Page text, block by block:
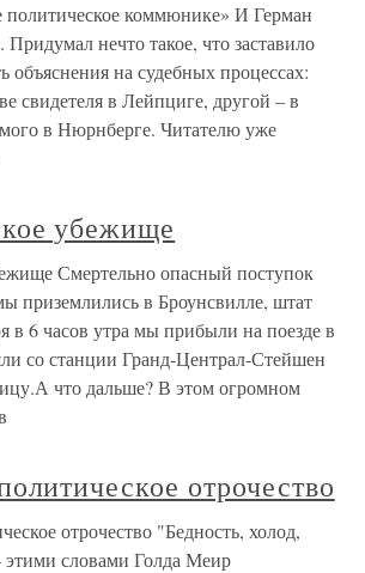
политическое коммюнике» И Герман
нечто такое, что заставило
объяснения на судебных процессах:
свидетеля в Лейпциге, другой – в
в Нюрнберге. Читателю уже
убежище
Смертельно опасный поступок
приземлились в Броунсвилле, штат
в 6 часов утра мы прибыли на поезде в
со станции Гранд-Централ-Стейшен
что дальше? В этом огромном
отрочество
отрочество "Бедность, холод,
словами Голда Меир